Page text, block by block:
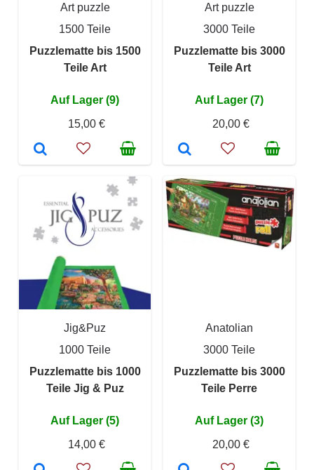
Art puzzle
1500 Teile
Puzzlematte bis 1500
Teile Art
Auf Lager (9)
15,00 €
Art puzzle
3000 Teile
Puzzlematte bis 3000
Teile Art
Auf Lager (7)
20,00 €
Jig&Puz
1000 Teile
Puzzlematte bis 1000
Teile Jig & Puz
Auf Lager (5)
14,00 €
Anatolian
3000 Teile
Puzzlematte bis 3000
Teile Perre
Auf Lager (3)
20,00 €